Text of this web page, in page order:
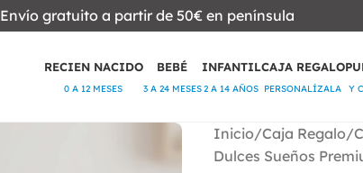
Envío gratuito a partir de 50€ en península
RECIEN NACIDO
0 A 12 MESES
BEBÉ
3 A 24 MESES
INFANTIL
2 A 14 AÑOS
CAJA REGALO
PERSONALÍZALA Y
Inicio Caja Regalo
Dulces Sueños